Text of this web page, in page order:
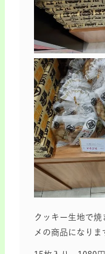
クッキー生地で焼
メの商品になり